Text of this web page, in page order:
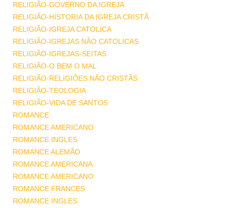
RELIGIÃO-GOVERNO DA IGREJA
RELIGIÃO-HISTORIA DA IGREJA CRISTÃ
RELIGIÃO-IGREJA CATOLICA
RELIGIÃO-IGREJAS NÃO CATOLICAS
RELIGIÃO-IGREJAS-SEITAS
RELIGIÃO-O BEM O MAL
RELIGIÃO-RELIGIÕES NÃO CRISTÃS
RELIGIÃO-TEOLOGIA
RELIGIÃO-VIDA DE SANTOS
ROMANCE
ROMANCE AMERICANO
ROMANCE INGLES
ROMANCE ALEMÃO
ROMANCE AMERICANA
ROMANCE AMERICANO
ROMANCE FRANCES
ROMANCE INGLES